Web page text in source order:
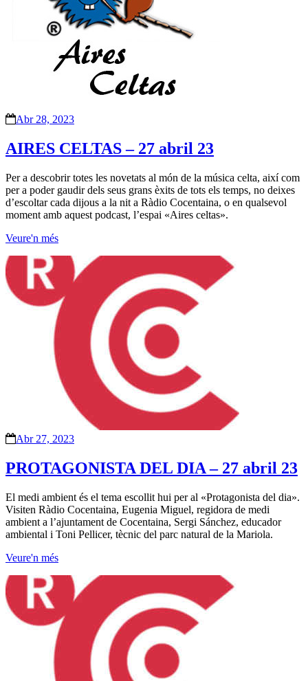
Abr 28, 2023
AIRES CELTAS – 27 abril 23
Per a descobrir totes les novetats al món de la música celta, així com
per a poder gaudir dels seus grans èxits de tots els temps, no deixes
d’escoltar cada dijous a la nit a Ràdio Cocentaina, o en qualsevol
moment amb aquest podcast, l’espai «Aires celtas».
Veure'n més
Abr 27, 2023
PROTAGONISTA DEL DIA – 27 abril 23
El medi ambient és el tema escollit hui per al «Protagonista del dia».
Visiten Ràdio Cocentaina, Eugenia Miguel, regidora de medi
ambient a l’ajuntament de Cocentaina, Sergi Sánchez, educador
ambiental i Toni Pellicer, tècnic del parc natural de la Mariola.
Veure'n més